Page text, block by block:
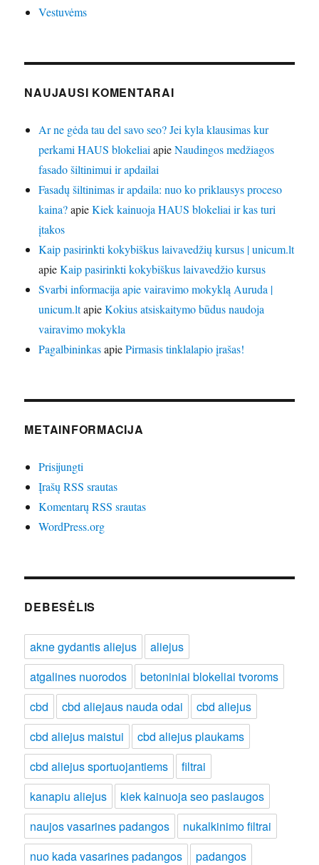
Vestuvėms
NAUJAUSI KOMENTARAI
Ar ne gėda tau del savo seo? Jei kyla klausimas kur
perkami HAUS blokeliai apieNaudingos medžiagos
fasado šiltinimui ir apdailai
Fasadų šiltinimas ir apdaila: nuo ko priklausys proceso
kaina?apieKiek kainuoja HAUS blokeliai ir kas turi
įtakos
Kaip pasirinkti kokybiškus laivavedžių kursus | unicum.lt
apieKaip pasirinkti kokybiškus laivavedžio kursus
Svarbi informacija apie vairavimo mokyklą Auruda |
unicum.ltapieKokius atsiskaitymo būdus naudoja
vairavimo mokykla
PagalbininkasapiePirmasis tinklalapio įrašas!
METAINFORMACIJA
Prisijungti
Įrašų RSS srautas
Komentarų RSS srautas
WordPress.org
DEBESĖLIS
akne gydantis aliejus
aliejus
atgalines nuorodos
betoniniai blokeliai tvoroms
cbd
cbd aliejaus nauda odai
cbd aliejus
cbd aliejus maistui
cbd aliejus plaukams
cbd aliejus sportuojantiems
filtrai
kanapiu aliejus
kiek kainuoja seo paslaugos
naujos vasarines padangos
nukalkinimo filtrai
nuo kada vasarines padangos
padangos